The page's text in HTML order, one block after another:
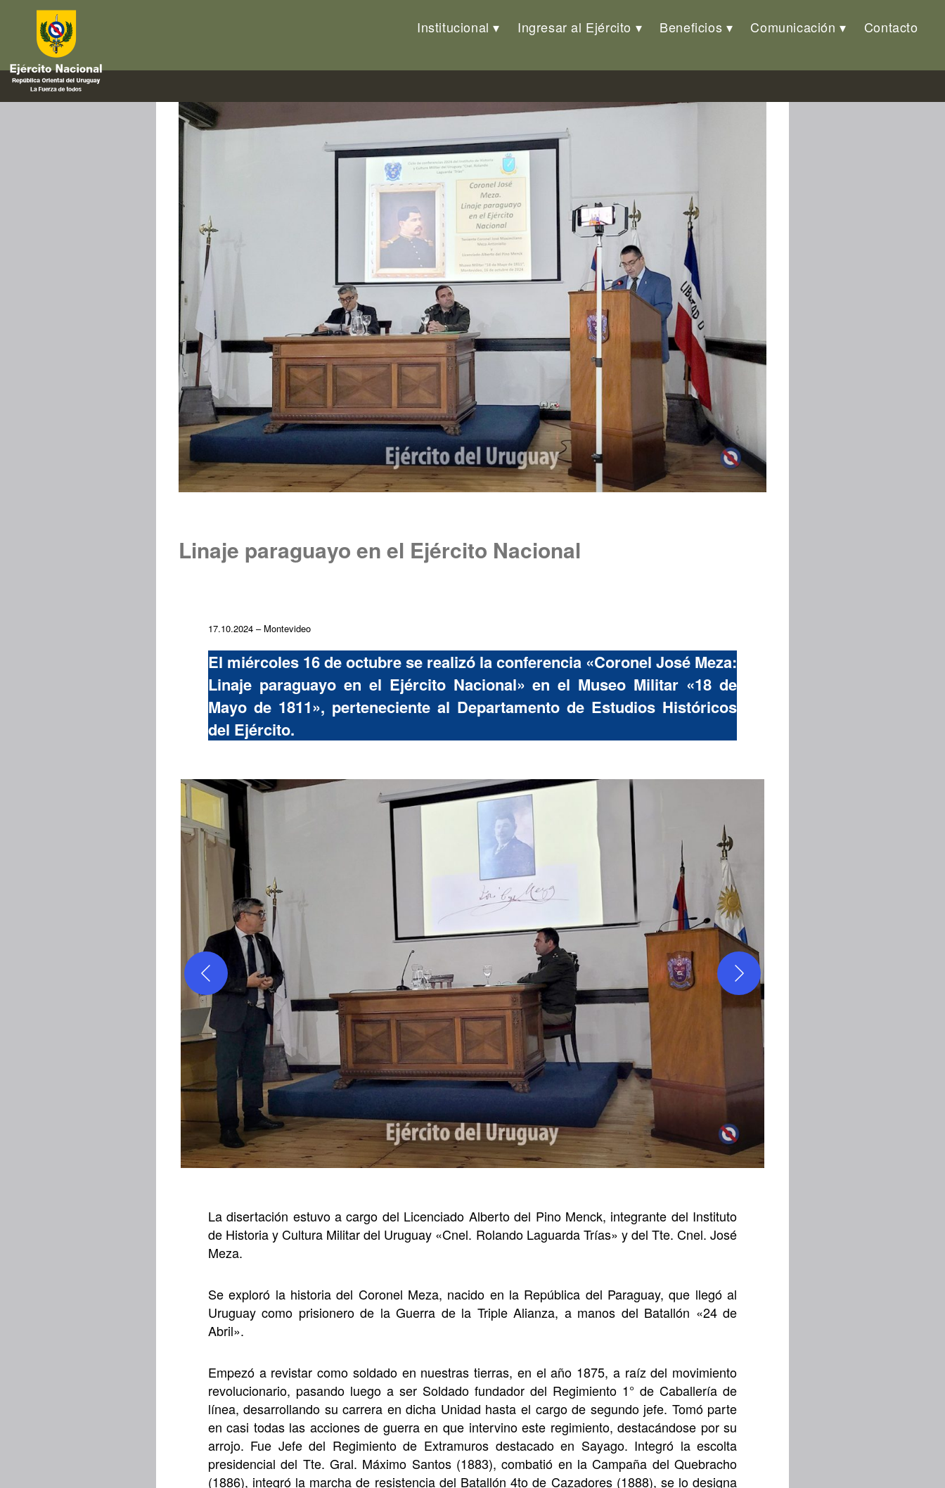
Institucional Ingresar al Ejército Beneficios Comunicación Contacto
Linaje paraguayo en el Ejército Nacional
17.10.2024 – Montevideo
El miércoles 16 de octubre se realizó la conferencia «Coronel José Meza:
Linaje paraguayo en el Ejército Nacional» en el Museo Militar «18 de
Mayo de 1811», perteneciente al Departamento de Estudios Históricos
del Ejército.
La disertación estuvo a cargo del Licenciado Alberto del Pino Menck, integrante del Instituto
de Historia y Cultura Militar del Uruguay «Cnel. Rolando Laguarda Trías» y del Tte. Cnel. José
Meza.
Se exploró la historia del Coronel Meza, nacido en la República del Paraguay, que llegó al
Uruguay como prisionero de la Guerra de la Triple Alianza, a manos del Batallón «24 de
Abril».
Empezó a revistar como soldado en nuestras tierras, en el año 1875, a raíz del movimiento
revolucionario, pasando luego a ser Soldado fundador del Regimiento 1° de Caballería de
línea, desarrollando su carrera en dicha Unidad hasta el cargo de segundo jefe. Tomó parte
en casi todas las acciones de guerra en que intervino este regimiento, destacándose por su
arrojo. Fue Jefe del Regimiento de Extramuros destacado en Sayago. Integró la escolta
presidencial del Tte. Gral. Máximo Santos (1883), combatió en la Campaña del Quebracho
(1886), integró la marcha de resistencia del Batallón 4to de Cazadores (1888), se lo designa